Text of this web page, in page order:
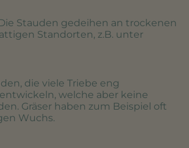
Stauden gedeihen an trockenen
Standorten, z.B. unter
die viele Triebe eng
welche aber keine
Gräser haben zum Beispiel oft
Wuchs.